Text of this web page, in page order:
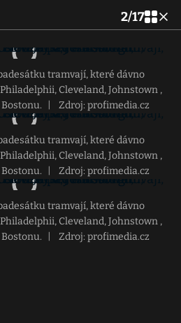
2/17
tramvají, které dávno
Cleveland, Johnstown ,
Zdroj: profimedia.cz
tramvají, které dávno
Cleveland, Johnstown ,
Zdroj: profimedia.cz
tramvají, které dávno
Cleveland, Johnstown ,
Zdroj: profimedia.cz